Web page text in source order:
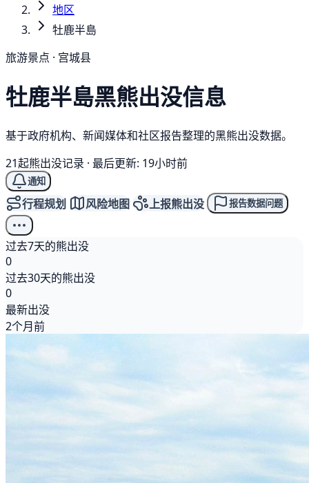
地区
牡鹿半島
旅游景点 · 宫城县
牡鹿半島黑熊出没信息
基于政府机构、新闻媒体和社区报告整理的黑熊出没数据。
21起熊出没记录 · 最后更新: 19小时前
通知
行程规划 风险地图 上报熊出没 报告数据问题
过去7天的熊出没
0
过去30天的熊出没
0
最新出没
2个月前